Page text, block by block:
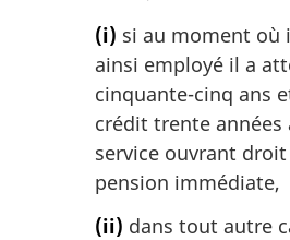
(i) si au moment où
ainsi employé il a
cinquante-cinq ans
crédit trente années
service ouvrant
pension immédiate,
(ii) dans tout autre